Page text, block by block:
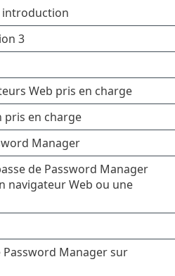
introduction
3
Web pris en charge
en charge
Manager
de Password Manager
navigateur Web ou une
Manager sur